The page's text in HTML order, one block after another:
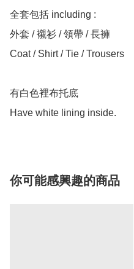
全套包括 including :
外套 / 襯衫 / 領帶 / 長褲
Coat / Shirt / Tie / Trousers
有白色裡布托底
你可能感興趣的商品